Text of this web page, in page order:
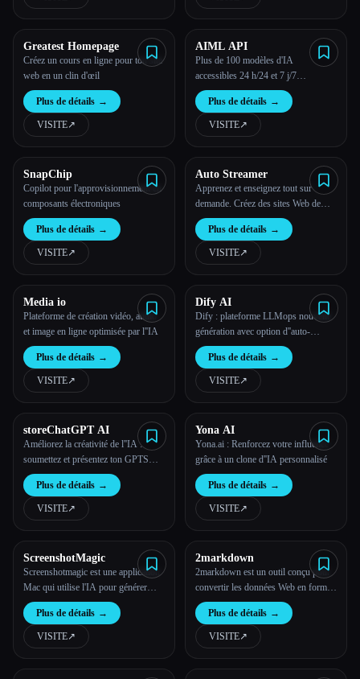
YouTube, des podcasts, etc.
Greatest Homepage
Créez un cours en ligne pour ton site
web en un clin d'œil
Plus de détails →
VISITE↗︎
AIML API
Plus de 100 modèles d'IA
accessibles 24 h/24 et 7 j/7
Transition depuis OpenAI avec une
ligne de code
Plus de détails →
VISITE↗︎
SnapChip
Copilot pour l'approvisionnement en
composants électroniques
Plus de détails →
VISITE↗︎
Auto Streamer
Apprenez et enseignez tout sur
demande. Créez des sites Web de
cours en quelques minutes.
Plus de détails →
VISITE↗︎
Media io
Plateforme de création vidéo, audio
et image en ligne optimisée par l''IA
Plus de détails →
VISITE↗︎
Dify AI
Dify : plateforme LLMops nouvelle
génération avec option d''auto-
hébergement
Plus de détails →
VISITE↗︎
storeChatGPT AI
Améliorez la créativité de l''IA :
soumettez et présentez ton GPTS
personnalisé
Plus de détails →
VISITE↗︎
Yona AI
Yona.ai : Renforcez votre influence
grâce à un clone d''IA personnalisé
Plus de détails →
VISITE↗︎
ScreenshotMagic
Screenshotmagic est une application
Mac qui utilise l'IA pour générer
automatiquement des noms
descriptifs pour tes images.
Plus de détails →
VISITE↗︎
2markdown
2markdown est un outil conçu pour
convertir les données Web en format
Markdown structuré, adapté aux
grands modèles linguistiques.
Plus de détails →
VISITE↗︎